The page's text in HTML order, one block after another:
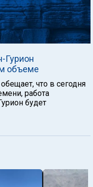
Гурион
объеме
что в сегодня
работа
будет